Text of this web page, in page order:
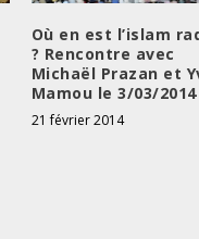
Où en est l’islam
? Rencontre avec
Michaël Prazan et
Mamou le 3/03/2014
21 février 2014